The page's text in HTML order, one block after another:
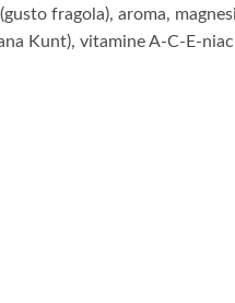
fragola), aroma,
Kunt), vitamine A-C-E-